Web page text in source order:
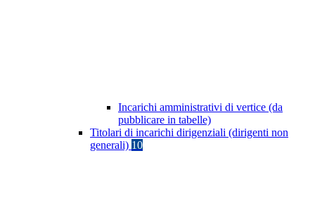
Incarichi amministrativi di vertice (da
pubblicare in tabelle)
Titolari di incarichi dirigenziali (dirigenti non
generali) 10